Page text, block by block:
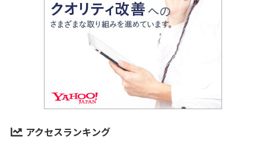
アクセスランキング